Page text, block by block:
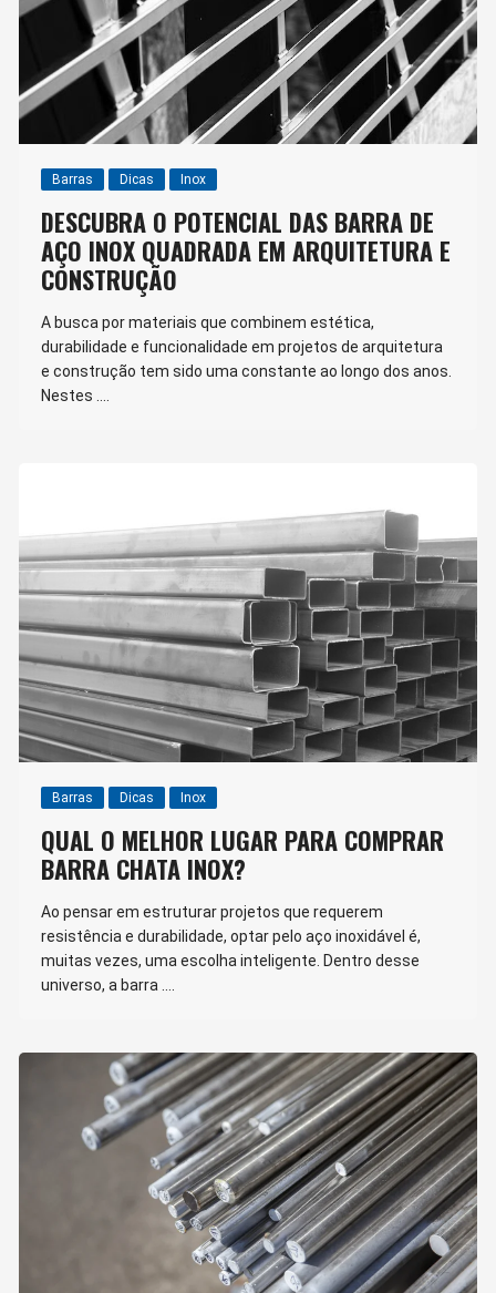
Barras Dicas Inox
DESCUBRA O POTENCIAL DAS BARRA DE
AÇO INOX QUADRADA EM ARQUITETURA E
CONSTRUÇÃO
A busca por materiais que combinem estética,
durabilidade e funcionalidade em projetos de arquitetura
e construção tem sido uma constante ao longo dos anos.
Nestes ….
Barras Dicas Inox
QUAL O MELHOR LUGAR PARA COMPRAR
BARRA CHATA INOX?
Ao pensar em estruturar projetos que requerem
resistência e durabilidade, optar pelo aço inoxidável é,
muitas vezes, uma escolha inteligente. Dentro desse
universo, a barra ….